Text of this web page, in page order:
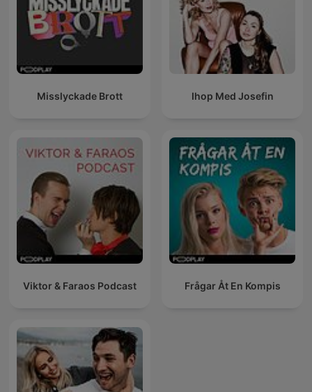
Misslyckade Brott Ihop Med Josefin
Viktor & Faraos Podcast Frågar Åt En Kompis